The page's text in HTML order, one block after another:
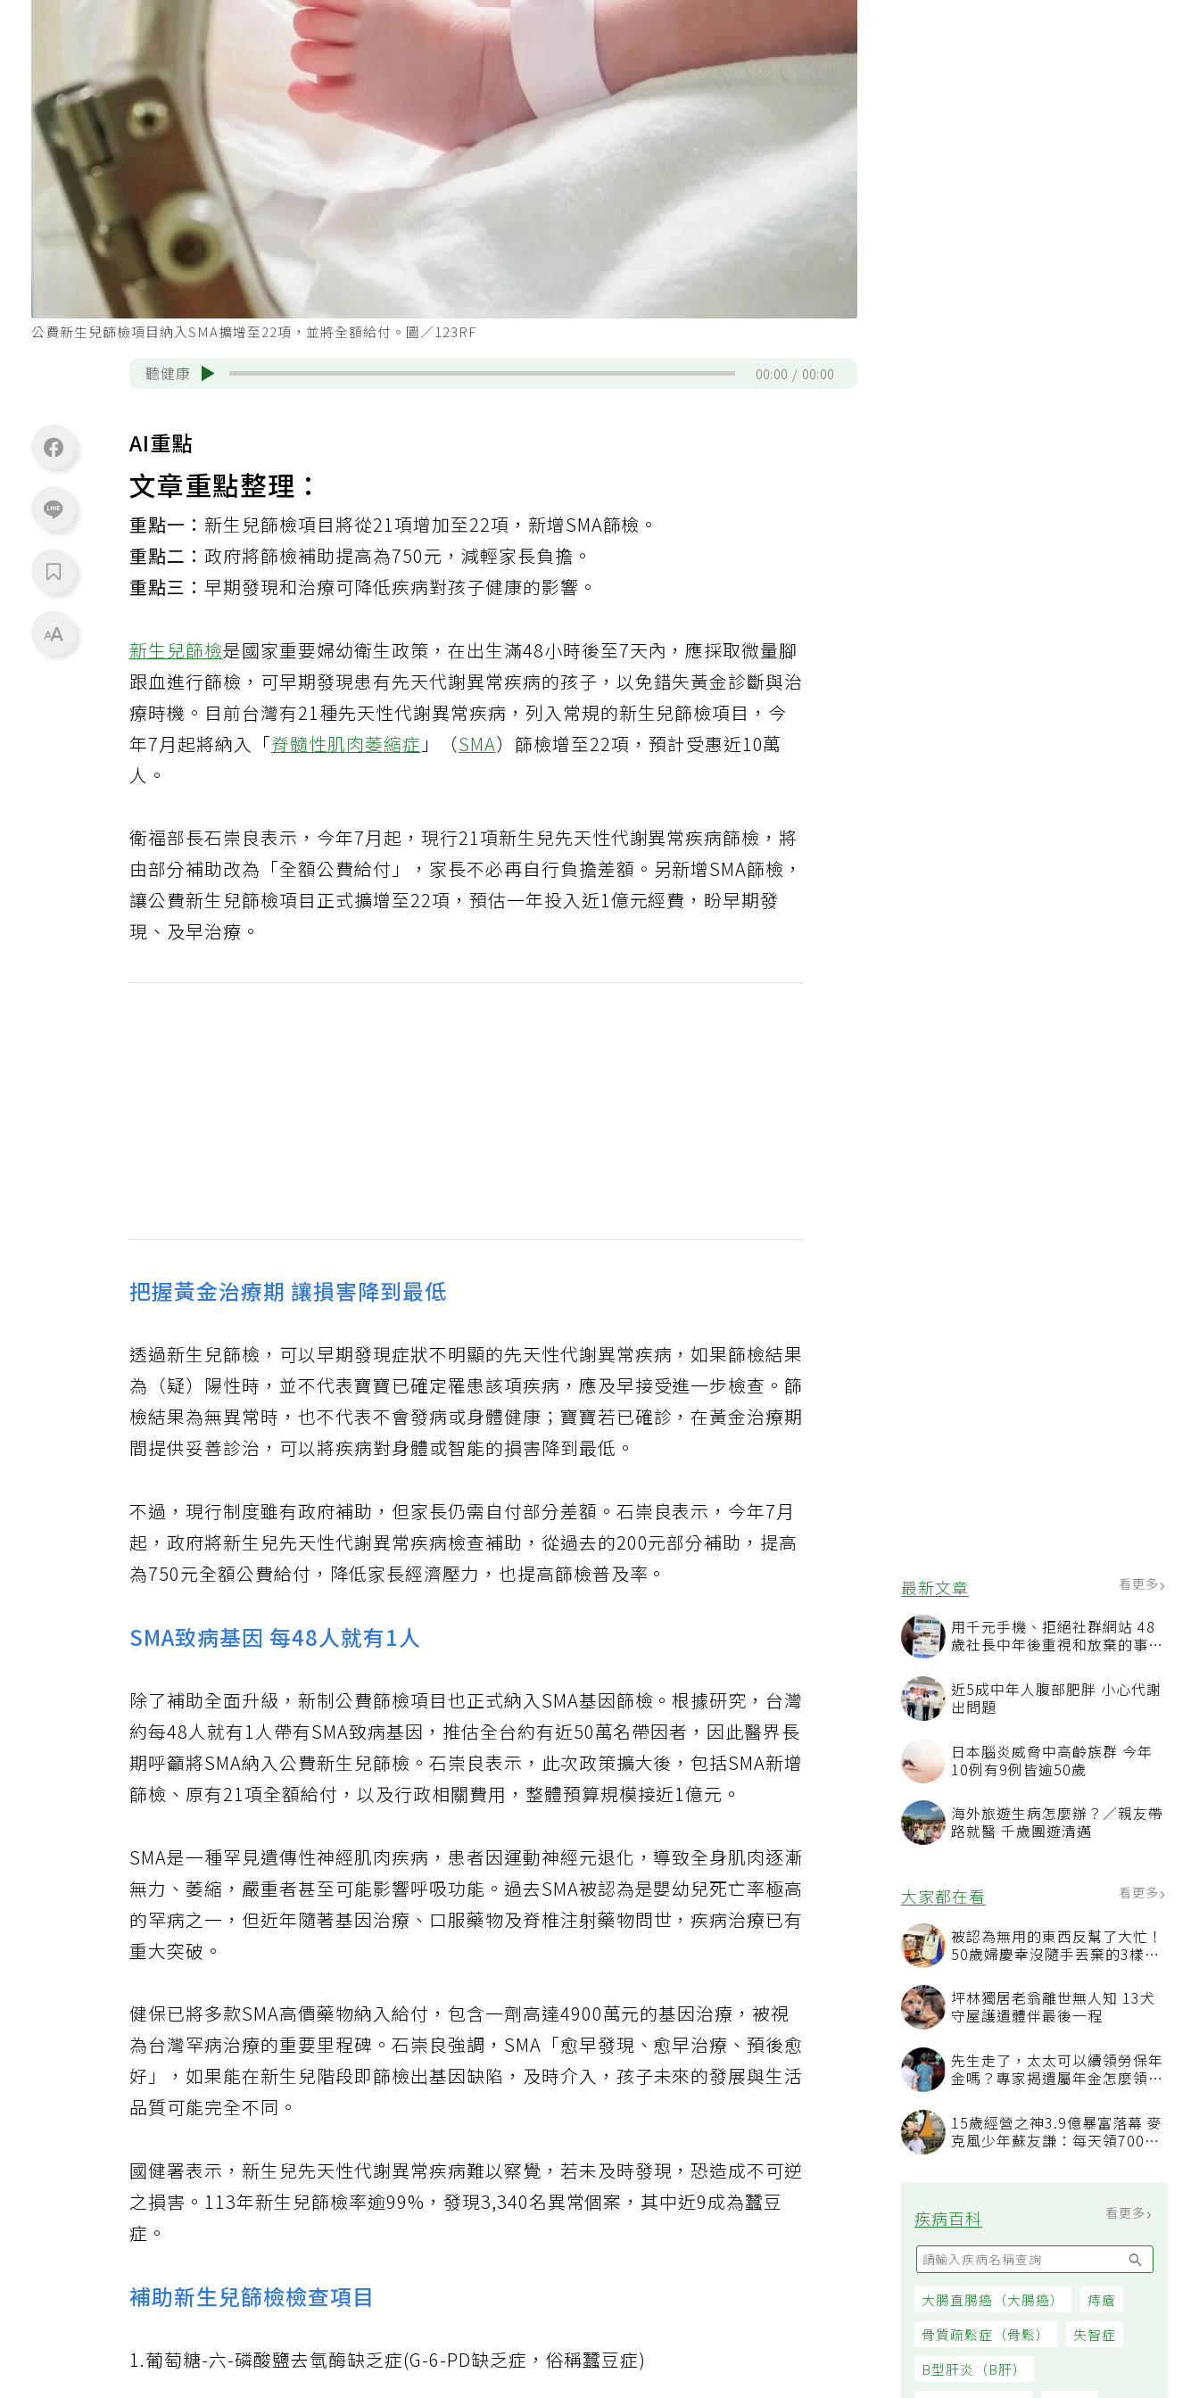
最新文章 看更多
用千元手機、拒絕社群網站 48
歲社長中年後重視和放棄的事：
近5成中年人腹部肥胖 小心代謝
出問題
日本腦炎威脅中高齡族群 今年
10例有9例皆逾50歲
海外旅遊生病怎麼辦？／親友帶
路就醫 千歲團遊清邁
大家都在看
被認為無用的東西反幫了大忙！
50歲婦慶幸沒隨手丟棄的3樣物
坪林獨居老翁離世無人知 13犬
守屋護遺體伴最後一程
先生走了，太太可以續領勞保年
15歲經營之神3.9億暴富落幕 麥
克風少年蘇友謙：每天領700元
疾病百科
公費新生兒篩檢項目納入SMA擴增至22項，並將全額給付。圖／123RF
聽健康 00:00 00:00
AI重點
文章重點整理：
重點一： 新生兒篩檢項目將從21項增加至22項，新增SMA篩檢。
重點二： 政府將篩檢補助提高為750元，減輕家長負擔。
重點三：早期發現和治療可降低疾病對孩子健康的影響。
新生兒篩檢是國家重要婦幼衛生政策，在出生滿48小時後至7天內，應採取微量腳
跟血進行篩檢，可早期發現患有先天代謝異常疾病的孩子，以免錯失黃金診斷與治
療時機。目前台灣有21種先天性代謝異常疾病，列入常規的新生兒篩檢項目，今
年7月起將納入「脊髓性肌肉萎縮症」（SMA）篩檢增至22項，預計受惠近10萬
人。
衛福部長石崇良表示，今年7月起，現行21項新生兒先天性代謝異常疾病篩檢，將
由部分補助改為「全額公費給付」，家長不必再自行負擔差額。另新增SMA篩檢，
讓公費新生兒篩檢項目正式擴增至22項，預估一年投入近1億元經費，盼早期發
現、及早治療。
把握黃金治療期 讓損害降到最低
透過新生兒篩檢，可以早期發現症狀不明顯的先天性代謝異常疾病，如果篩檢結果
為（疑）陽性時，並不代表寶寶已確定罹患該項疾病，應及早接受進一步檢查。篩
檢結果為無異常時，也不代表不會發病或身體健康；寶寶若已確診，在黃金治療期
間提供妥善診治，可以將疾病對身體或智能的損害降到最低。
不過，現行制度雖有政府補助，但家長仍需自付部分差額。石崇良表示，今年7月
起，政府將新生兒先天性代謝異常疾病檢查補助，從過去的200元部分補助，提高
為750元全額公費給付，降低家長經濟壓力，也提高篩檢普及率。
SMA致病基因 每48人就有1人
除了補助全面升級，新制公費篩檢項目也正式納入SMA基因篩檢。根據研究，台灣
約每48人就有1人帶有SMA致病基因，推估全台約有近50萬名帶因者，因此醫界長
期呼籲將SMA納入公費新生兒篩檢。石崇良表示，此次政策擴大後，包括SMA新增
篩檢、原有21項全額給付，以及行政相關費用，整體預算規模接近1億元。
SMA是一種罕見遺傳性神經肌肉疾病，患者因運動神經元退化，導致全身肌肉逐漸
無力、萎縮，嚴重者甚至可能影響呼吸功能。過去SMA被認為是嬰幼兒死亡率極高
的罕病之一，但近年隨著基因治療、口服藥物及脊椎注射藥物問世，疾病治療已有
重大突破。
健保已將多款SMA高價藥物納入給付，包含一劑高達4900萬元的基因治療，被視
為台灣罕病治療的重要里程碑。石崇良強調，SMA「愈早發現、愈早治療、預後愈
好」，如果能在新生兒階段即篩檢出基因缺陷，及時介入，孩子未來的發展與生活
品質可能完全不同。
國健署表示，新生兒先天性代謝異常疾病難以察覺，若未及時發現，恐造成不可逆
之損害。113年新生兒篩檢率逾99%，發現3,340名異常個案，其中近9成為蠶豆
症。
補助新生兒篩檢檢查項目
1.葡萄糖-六-磷酸鹽去氫酶缺乏症(G-6-PD缺乏症，俗稱蠶豆症)